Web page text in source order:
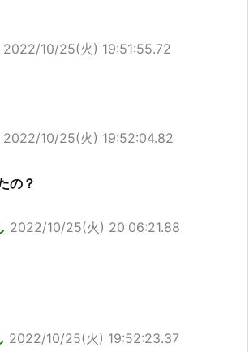
2022/10/25(火) 19:51:55.72
2022/10/25(火) 19:52:04.82
の？
2022/10/25(火) 20:06:21.88
2022/10/25(火) 19:52:23.37